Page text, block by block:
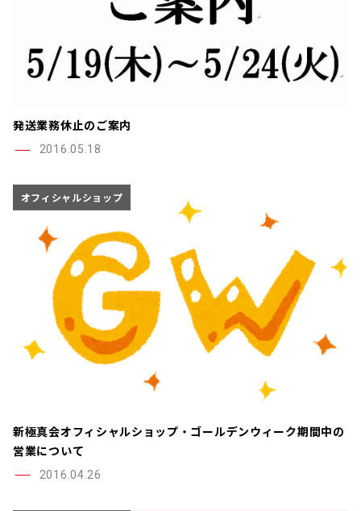
発送業務休止のご案内
2016.05.18
オフィシャルショップ
新極真会オフィシャルショップ・ゴールデンウィーク期間中の
営業について
2016.04.26